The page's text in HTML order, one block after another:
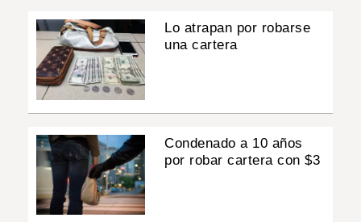
Lo atrapan por robarse
una cartera
Condenado a 10 años
por robar cartera con $3